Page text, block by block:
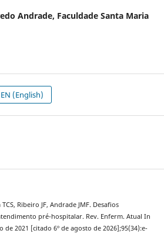
Andrade, Faculdade Santa Maria
(English)
Ribeiro JF, Andrade JMF. Desafios
pré-hospitalar. Rev. Enferm. Atual In
2021 [citado 6º de agosto de 2026];95(34):e-